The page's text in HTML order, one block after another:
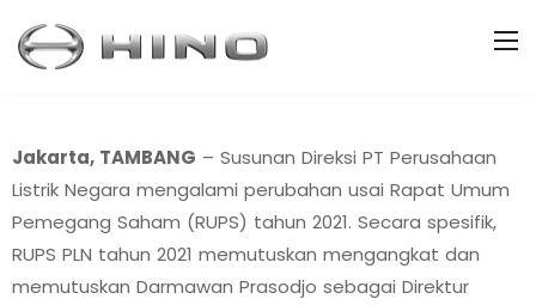
Jakarta, TAMBANG – Susunan Direksi PT Perusahaan
Listrik Negara mengalami perubahan usai Rapat Umum
Pemegang Saham (RUPS) tahun 2021. Secara spesifik,
RUPS PLN tahun 2021 memutuskan mengangkat dan
memutuskan Darmawan Prasodjo sebagai Direktur